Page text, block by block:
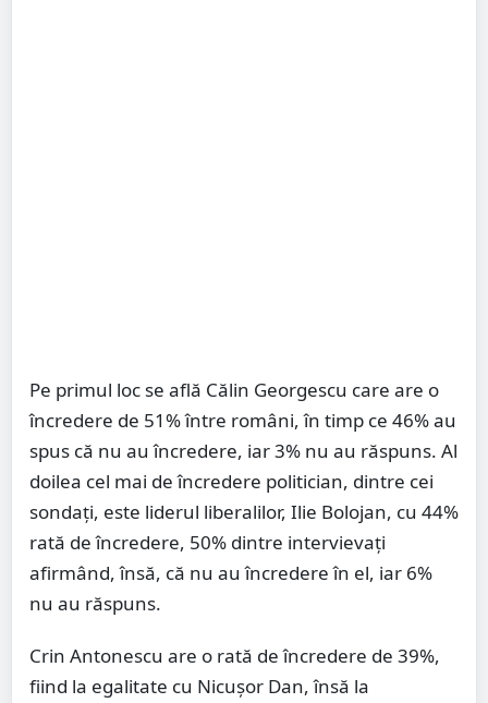
Pe primul loc se află Călin Georgescu care are o
încredere de 51% între români, în timp ce 46% au
spus că nu au încredere, iar 3% nu au răspuns. Al
doilea cel mai de încredere politician, dintre cei
sondați, este liderul liberalilor, Ilie Bolojan, cu 44%
rată de încredere, 50% dintre intervievați
afirmând, însă, că nu au încredere în el, iar 6%
nu au răspuns.
Crin Antonescu are o rată de încredere de 39%,
fiind la egalitate cu Nicușor Dan, însă la